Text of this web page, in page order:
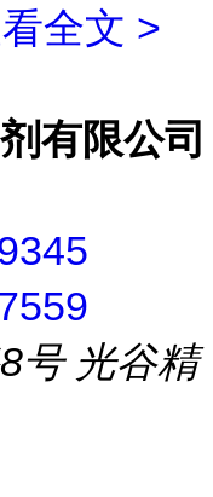
全文 >
有限公司
号 光谷精